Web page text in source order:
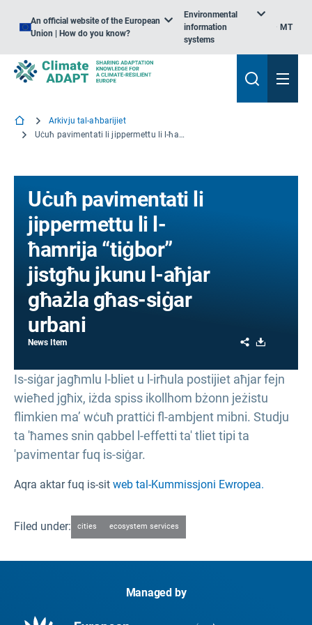
An official website of the European
Union | How do you know?
Environmental
information
systems
MT
Arkivju tal-aħbarijiet
Uċuħ pavimentati li jippermettu li l-ħamrija “tiġbor” jistgħu jkunu l-aħjar għażla għas-siġar urbani
Uċuħ pavimentati li
jippermettu li l-
ħamrija “tiġbor”
jistgħu jkunu l-aħjar
għażla għas-siġar
urbani
News Item Share
Is-siġar jagħmlu l-bliet u l-irħula postijiet aħjar fejn
wieħed jgħix, iżda spiss ikollhom bżonn jeżistu
flimkien ma’ wċuħ prattiċi fl-ambjent mibni. Studju
ta 'ħames snin qabbel l-effetti ta' tliet tipi ta
'pavimentar fuq is-siġar.
Aqra aktar fuq is-sit web tal-Kummissjoni Ewropea.
Filed under: cities ecosystem services
Managed by